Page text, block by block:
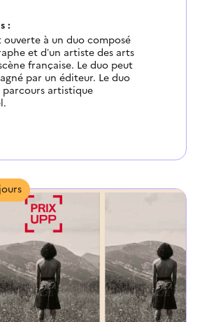
:
ouverte à un duo composé
et d’un artiste des arts
française. Le duo peut
par un éditeur. Le duo
artistique